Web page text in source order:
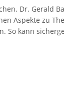
Dr. Gerald
Aspekte zu
So kann